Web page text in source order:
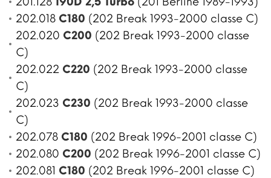
202.018 C180 (202 Break 1993-2000 classe C)
202.020 C200 (202 Break 1993-2000 classe
C)
202.022 C220 (202 Break 1993-2000 classe
C)
202.023 C230 (202 Break 1993-2000 classe
C)
202.078 C180 (202 Break 1996-2001 classe C)
202.080 C200 (202 Break 1996-2001 classe C)
202.081 C180 (202 Break 1996-2001 classe C)